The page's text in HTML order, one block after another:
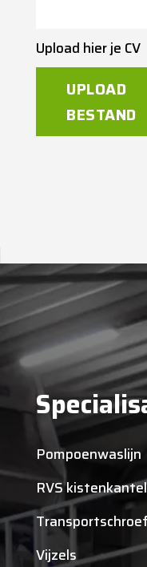
Upload hier je CV
UPLOAD
BESTAND
Pompoenwaslijn
RVS
Transportschroef
Vijzels